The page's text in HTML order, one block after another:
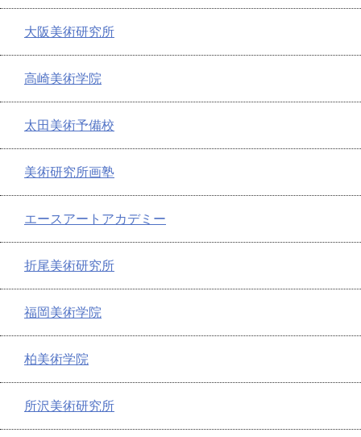
大阪美術研究所
高崎美術学院
太田美術予備校
美術研究所画塾
エースアートアカデミー
折尾美術研究所
福岡美術学院
柏美術学院
所沢美術研究所